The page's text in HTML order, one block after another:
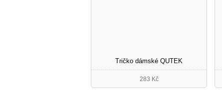
Tričko dámské QUTEK
283 Kč